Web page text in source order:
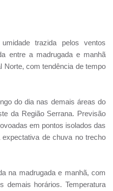
trazida pelos ventos
entre a madrugada e manhã
Norte, com tendência de tempo
do dia nas demais áreas do
da Região Serrana. Previsão
em pontos isolados das
de chuva no trecho
na madrugada e manhã, com
demais horários. Temperatura